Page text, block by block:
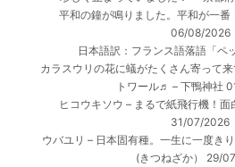
平和の鐘が鳴りました。平和が一
06/08/2026
日本語訳：フランス語落語「ペ
カラスウリの花に蟻がたくさん寄って
トワール♬ – 下鴨神社
ヒコウキソウ – まるで紙飛行機！
31/07/2026
ウバユリ – 日本固有種。一生に一度き
(きつねざか）
29/